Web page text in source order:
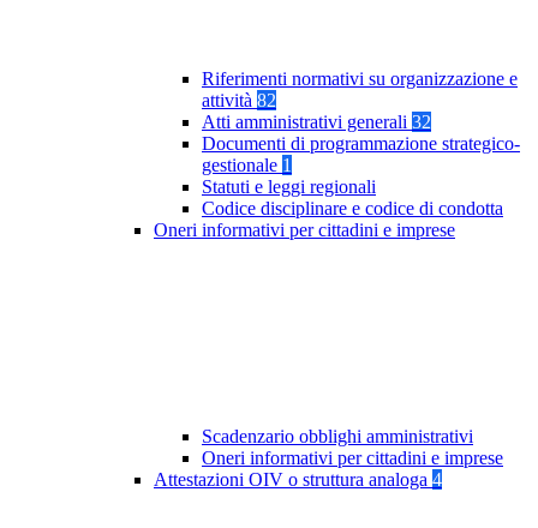
Riferimenti normativi su organizzazione e
attività 82
Atti amministrativi generali 32
Documenti di programmazione strategico-
gestionale 1
Statuti e leggi regionali
Codice disciplinare e codice di condotta
Oneri informativi per cittadini e imprese
Scadenzario obblighi amministrativi
Oneri informativi per cittadini e imprese
Attestazioni OIV o struttura analoga 4